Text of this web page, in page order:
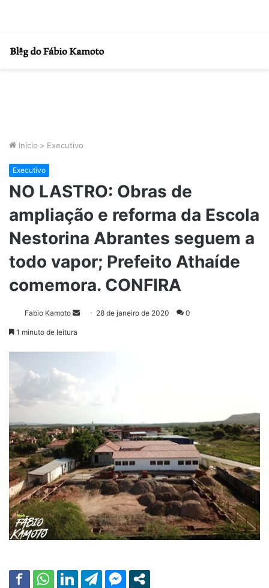
Início > Executivo
Executivo
NO LASTRO: Obras de
ampliação e reforma da Escola
Nestorina Abrantes seguem a
todo vapor; Prefeito Athaíde
comemora. CONFIRA
Fabio Kamoto
-
m
a
i
l
28 de janeiro de 2020 0
1 minuto de leitura